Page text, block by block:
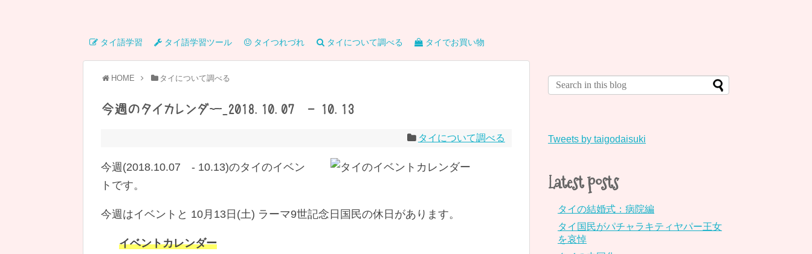
タイ語学習 タイ語学習ツール タイつれづれ タイについて調べる タイでお買い物
HOME タイについて調べる
今週のタイカレンダー_2018.10.07 - 10.13
タイについて調べる
今週(2018.10.07 - 10.13)のタイのイベン
トです。
今週はイベントと 10月13日(土) ラーマ9世記念日国民の休日があります。
イベントカレンダー
Tweets by taigodaisuki
Latest posts
タイの結婚式：病院編
タイ国民がパチャラキティヤパー王女
を哀悼